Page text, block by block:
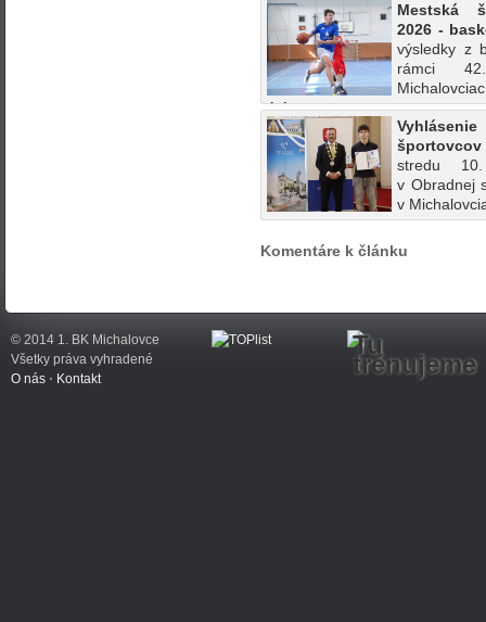
Mestská
2026 -
výsledky z
rámci
A:1....
športovcov
stredu
v Obradnej
v
Komentáre k článku
© 2014 1. BK Michalovce
Všetky práva vyhradené
O nás ⋅ Kontakt
Tu
trénujeme